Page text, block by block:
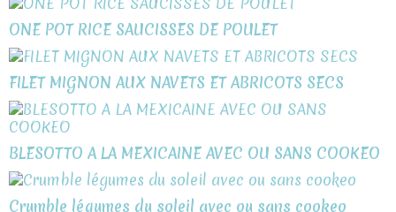
ONE POT RICE SAUCISSES DE POULET
FILET MIGNON AUX NAVETS ET ABRICOTS SECS
BLESOTTO A LA MEXICAINE AVEC OU SANS COOKEO
Crumble légumes du soleil avec ou sans cookeo